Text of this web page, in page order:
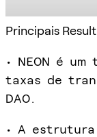
Principais
• NEON é
taxas de
DAO.
• A